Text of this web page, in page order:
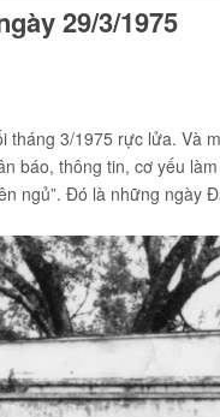
29/3/1975
3/1975 rực lửa. Và
báo, thông tin, cơ yếu
ngủ”. Đó là những ngày